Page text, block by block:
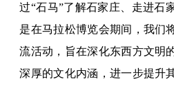
过“石马”了解石家庄、走进石
是在马拉松博览会期间，我们
流活动，旨在深化东西方文明
深厚的文化内涵，进一步提升